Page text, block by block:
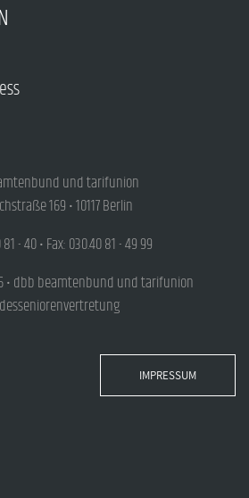
und tarifunion
169 • 10117 Berlin
- 40 • Fax: 030.40 81 - 49 99
• dbb beamtenbund und tarifunion
IMPRESSUM